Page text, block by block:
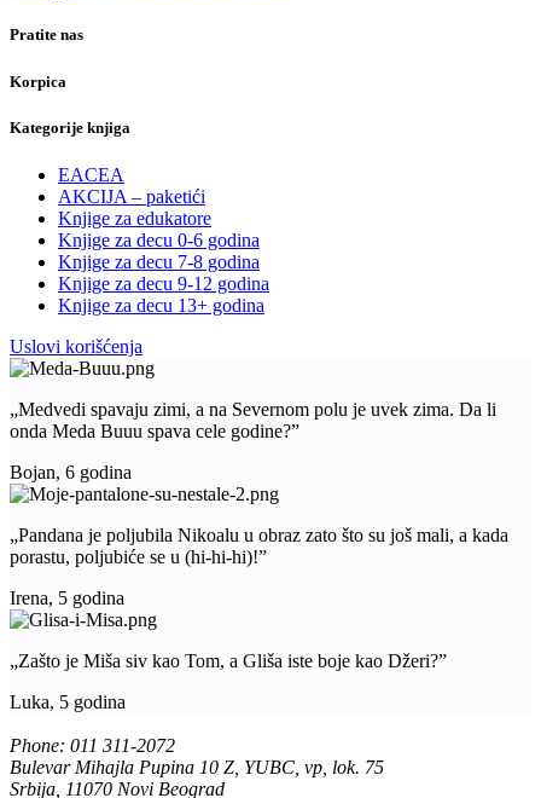
Pratite nas
Korpica
Kategorije knjiga
EACEA
AKCIJA – paketići
Knjige za edukatore
Knjige za decu 0-6 godina
Knjige za decu 7-8 godina
Knjige za decu 9-12 godina
Knjige za decu 13+ godina
Uslovi korišćenja
„Medvedi spavaju zimi, a na Severnom polu je uvek zima. Da li
onda Meda Buuu spava cele godine?”
Bojan, 6 godina
„Pandana je poljubila Nikoalu u obraz zato što su još mali, a kada
porastu, poljubiće se u (hi-hi-hi)!”
Irena, 5 godina
„Zašto je Miša siv kao Tom, a Gliša iste boje kao Džeri?”
Luka, 5 godina
Phone: 011 311-2072
Bulevar Mihajla Pupina 10 Z, YUBC, vp, lok. 75
Srbija, 11070 Novi Beograd